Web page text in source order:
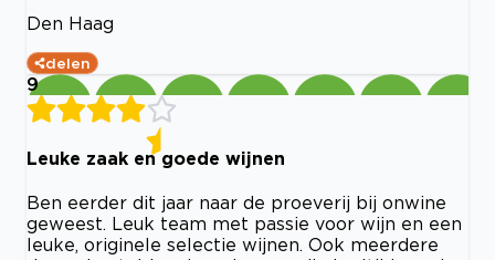
Den Haag
delen
9
Leuke zaak en goede wijnen
Ben eerder dit jaar naar de proeverij bij onwine
geweest. Leuk team met passie voor wijn en een
leuke, originele selectie wijnen. Ook meerdere